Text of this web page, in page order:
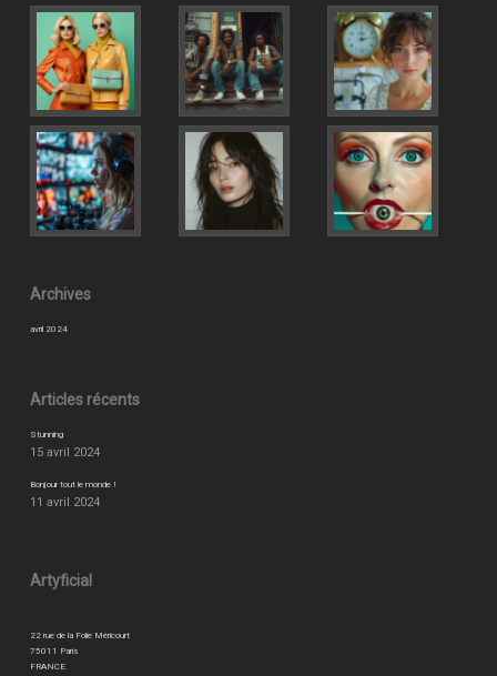
Archives
avril 2024
Articles récents
Stunning
15 avril 2024
Bonjour tout le monde !
11 avril 2024
Artyficial
22 rue de la Folie Méricourt
75011 Paris
FRANCE